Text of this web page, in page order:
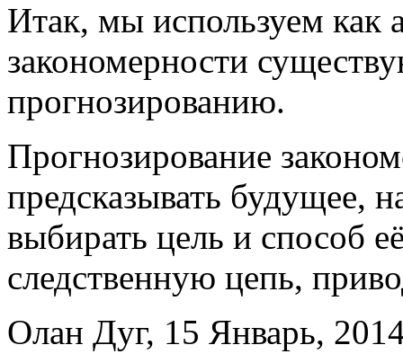
Итак, мы используем как
закономерности
прогнозированию.
Прогнозирование
предсказывать будущее,
выбирать цель и способ
следственную цепь,
Олан Дуг, 15 Январь,